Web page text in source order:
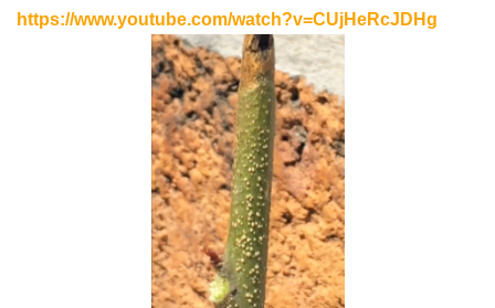
https://www.youtube.com/watch?v=CUjHeRcJDHg